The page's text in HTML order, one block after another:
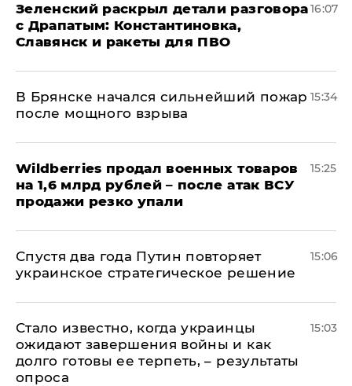
​Зеленский раскрыл детали разговора
с Драпатым: Константиновка,
Славянск и ракеты для ПВО
16:07
В Брянске начался сильнейший пожар
после мощного взрыва
15:34
​Wildberries продал военных товаров
на 1,6 млрд рублей – после атак ВСУ
продажи резко упали
15:25
Спустя два года Путин повторяет
украинское стратегическое решение
15:06
Стало известно, когда украинцы
ожидают завершения войны и как
долго готовы ее терпеть, – результаты
опроса
15:03